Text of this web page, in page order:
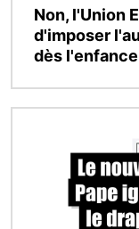
Non, l'Union
d'imposer
dès